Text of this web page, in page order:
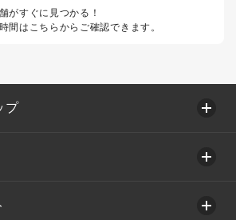
がすぐに見つかる！
間はこちらからご確認できます。
プ